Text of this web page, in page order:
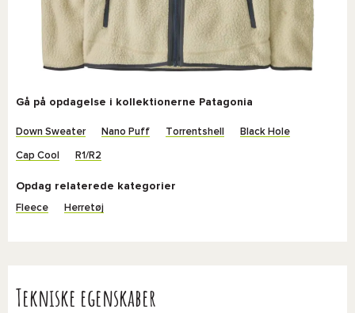
Gå på opdagelse i kollektionerne Patagonia
Down Sweater Nano Puff Torrentshell Black Hole
Cap Cool R1/R2
Opdag relaterede kategorier
Fleece Herretøj
Tekniske egenskaber